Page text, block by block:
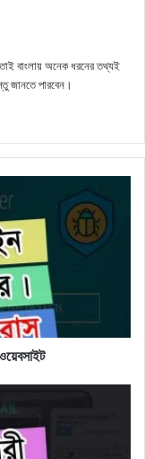
বাংলায় অনেক ধরনের তথ্যই
জানতে পারবেন।